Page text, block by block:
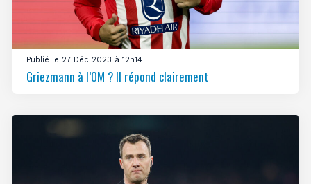
Publié le 27 Déc 2023 à 12h14
Griezmann à l’OM ? Il répond clairement